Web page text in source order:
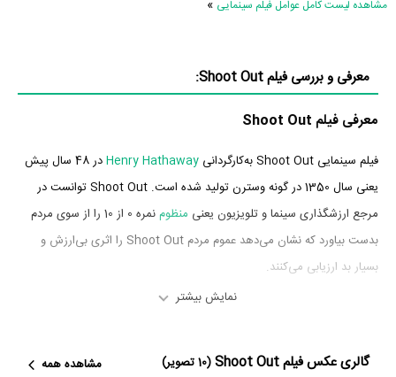
مشاهده لیست کامل عوامل فیلم سینمایی »
معرفی و بررسی فیلم Shoot Out:
معرفی فیلم Shoot Out
فیلم سینمایی Shoot Out به‌کارگردانی Henry Hathaway
در 48 سال پیش
یعنی سال 1350 در گونه وسترن تولید شده است. Shoot Out توانست در
مرجع ارزشگذاری سینما و تلویزیون یعنی منظوم
نمره 0 از 10 را از سوی مردم
بدست بیاورد که نشان می‌دهد عموم مردم Shoot Out را اثری بی‌ارزش و
بسیار بد ارزیابی می‌کنند.
بازیگران فیلم Shoot Out چه کسانی هستند؟ در Shoot Out بازیگرانی چون
نمایش بیشتر
گالری عکس فیلم Shoot Out (10 تصویر)
مشاهده همه